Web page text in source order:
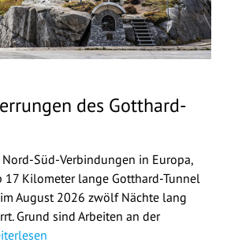
des Gotthard-
Süd-Verbindungen in Europa,
17 Kilometer lange Gotthard-Tunnel
August 2026 zwölf Nächte lang
Grund sind Arbeiten an der